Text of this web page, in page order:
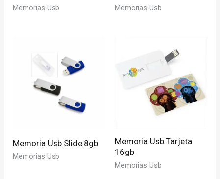
Memorias Usb Memorias Usb
Memoria Usb Slide 8gb
Memorias Usb
Memoria Usb Tarjeta
16gb
Memorias Usb